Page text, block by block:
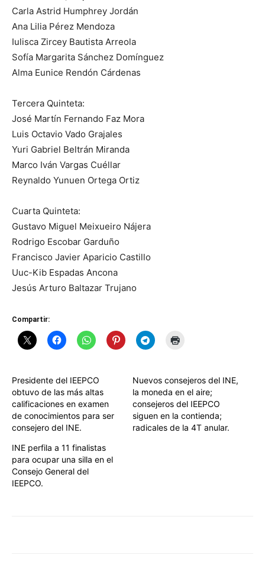
Carla Astrid Humphrey Jordán
Ana Lilia Pérez Mendoza
Iulisca Zircey Bautista Arreola
Sofía Margarita Sánchez Domínguez
Alma Eunice Rendón Cárdenas
Tercera Quinteta:
José Martín Fernando Faz Mora
Luis Octavio Vado Grajales
Yuri Gabriel Beltrán Miranda
Marco Iván Vargas Cuéllar
Reynaldo Yunuen Ortega Ortiz
Cuarta Quinteta:
Gustavo Miguel Meixueiro Nájera
Rodrigo Escobar Garduño
Francisco Javier Aparicio Castillo
Uuc-Kib Espadas Ancona
Jesús Arturo Baltazar Trujano
Compartir:
Presidente del IEEPCO
obtuvo de las más altas
calificaciones en examen
de conocimientos para ser
consejero del INE.
Nuevos consejeros del INE,
la moneda en el aire;
consejeros del IEEPCO
siguen en la contienda;
radicales de la 4T anular.
INE perfila a 11 finalistas
para ocupar una silla en el
Consejo General del
IEEPCO.